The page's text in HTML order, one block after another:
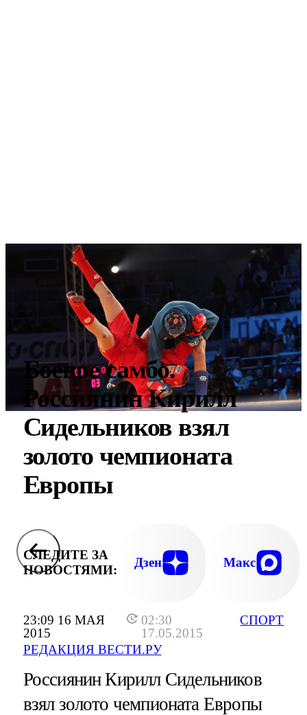
23:09 16 МАЯ
2015
02:30
17.05.2015
РЕДАКЦИЯ ВЕСТИ.РУ
СПОРТ
Боевое самбо.
Россиянин Кирилл
Сидельников взял
золото чемпионата
Европы
СЛЕДИТЕ ЗА
НОВОСТЯМИ:
Дзен Макс
Россиянин Кирилл Сидельников
взял золото чемпионата Европы